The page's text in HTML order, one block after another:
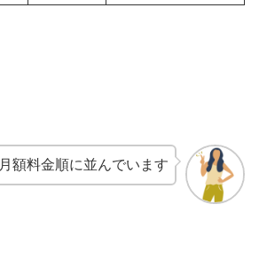
月額料金順に並んでいます